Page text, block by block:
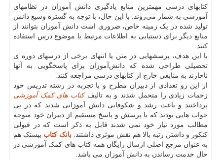
کتابهای درسی مهم‏ترین منابع یادگیری دانش ‏آموزان در نظامهای
آموزشی به شمار می‌روند. با این حال، با توجه به گستره وسیع دانش
تولید شده در یک زمینه خاص، ضروری است دانش‏ آموزان بتوانند از
منابع دیگر برای دستیابی به اطلاعات مرتبط با موضوع درس استفاده
کنند.
با این هدف، پرسشهایی در متن یا انتهای برخی از درسهای دوره ی
تحصیلی طراحی شده‏ که دانش‌آموزان برای پاسخگویی به آنها
ناچارند به منابعی خارج از کتابهای درسی مراجعه کنند.
از این رو تعدادی از دبیران مطرح و با تجربه در رشته تدریس خود
زحمات زیادی را متحمل شدند و به تالیفکتاب های کمک آموزشی
پرداختند و باعث رشد و شکوفایی دانش آموزانی شدند که در پی
جواب هایی بودند که با پرسش و پاسخ مستقیم از دبیران خود متوجه
مطالب مورد نیاز خود نمی شدند قابل به ذکر است که در قبولی
کنکور و داشتن رتبه بالا هم نقش موثری داشتند. بانک کتاب بیستک هم
به عنوان مرجع اصلی ارسال رایگان همه کتاب های کمک آموزشی در
حال خدمت رساندن به دانش آموزان می باشد.